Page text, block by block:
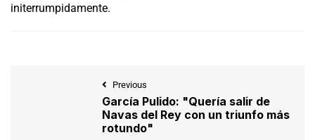
initerrumpidamente.
Previous
García Pulido: "Quería salir de
Navas del Rey con un triunfo más
rotundo"